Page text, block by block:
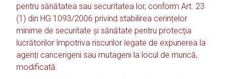
pentru sănătatea sau securitatea lor, conform Art. 23
(1) din HG 1093/2006 privind stabilirea cerințelor
minime de securitate şi sănătate pentru protecția
lucrătorilor împotriva riscurilor legate de expunerea la
agenți cancerigeni sau mutageni la locul de muncă,
modificată.